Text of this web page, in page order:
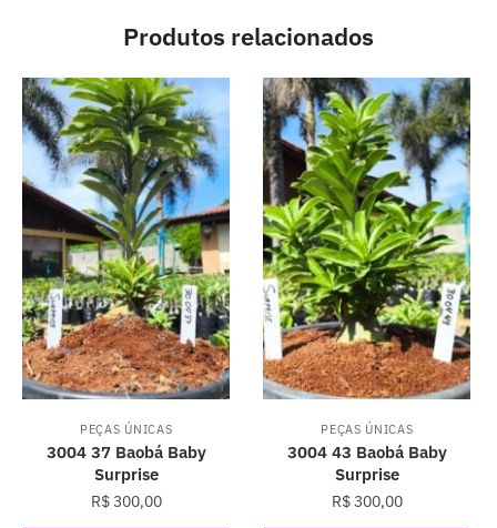
Produtos relacionados
PEÇAS ÚNICAS
3004 37 Baobá Baby
Surprise
R$300,00
PEÇAS ÚNICAS
3004 43 Baobá Baby
Surprise
R$300,00